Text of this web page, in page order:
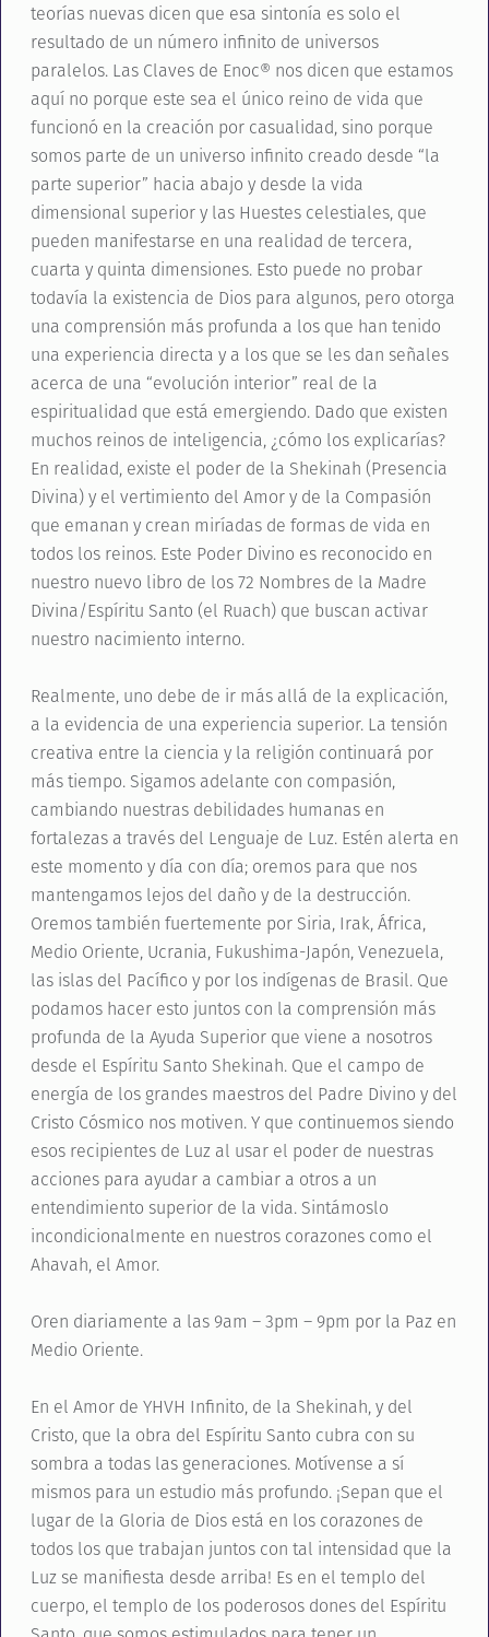
teorías nuevas dicen que esa sintonía es solo el
resultado de un número infinito de universos
paralelos. Las Claves de Enoc® nos dicen que estamos
aquí no porque este sea el único reino de vida que
funcionó en la creación por casualidad, sino porque
somos parte de un universo infinito creado desde “la
parte superior” hacia abajo y desde la vida
dimensional superior y las Huestes celestiales, que
pueden manifestarse en una realidad de tercera,
cuarta y quinta dimensiones. Esto puede no probar
todavía la existencia de Dios para algunos, pero otorga
una comprensión más profunda a los que han tenido
una experiencia directa y a los que se les dan señales
acerca de una “evolución interior” real de la
espiritualidad que está emergiendo. Dado que existen
muchos reinos de inteligencia, ¿cómo los explicarías?
En realidad, existe el poder de la Shekinah (Presencia
Divina) y el vertimiento del Amor y de la Compasión
que emanan y crean miríadas de formas de vida en
todos los reinos. Este Poder Divino es reconocido en
nuestro nuevo libro de los 72 Nombres de la Madre
Divina/Espíritu Santo (el Ruach) que buscan activar
nuestro nacimiento interno.
Realmente, uno debe de ir más allá de la explicación,
a la evidencia de una experiencia superior. La tensión
creativa entre la ciencia y la religión continuará por
más tiempo. Sigamos adelante con compasión,
cambiando nuestras debilidades humanas en
fortalezas a través del Lenguaje de Luz. Estén alerta en
este momento y día con día; oremos para que nos
mantengamos lejos del daño y de la destrucción.
Oremos también fuertemente por Siria, Irak, África,
Medio Oriente, Ucrania, Fukushima-Japón, Venezuela,
las islas del Pacífico y por los indígenas de Brasil. Que
podamos hacer esto juntos con la comprensión más
profunda de la Ayuda Superior que viene a nosotros
desde el Espíritu Santo Shekinah. Que el campo de
energía de los grandes maestros del Padre Divino y del
Cristo Cósmico nos motiven. Y que continuemos siendo
esos recipientes de Luz al usar el poder de nuestras
acciones para ayudar a cambiar a otros a un
entendimiento superior de la vida. Sintámoslo
incondicionalmente en nuestros corazones como el
Ahavah, el Amor.
Oren diariamente a las 9am – 3pm – 9pm por la Paz en
Medio Oriente.
En el Amor de YHVH Infinito, de la Shekinah, y del
Cristo, que la obra del Espíritu Santo cubra con su
sombra a todas las generaciones. Motívense a sí
mismos para un estudio más profundo. ¡Sepan que el
lugar de la Gloria de Dios está en los corazones de
todos los que trabajan juntos con tal intensidad que la
Luz se manifiesta desde arriba! Es en el templo del
cuerpo, el templo de los poderosos dones del Espíritu